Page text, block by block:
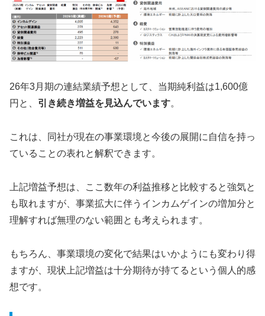
26年3月期の連結業績予想として、当期純利益は1,600億
円と、 引き続き増益を見込んでいます。
これは、同社が現在の事業環境と今後の展開に自信を持っ
ていることの表れと解釈できます。
上記増益予想は、ここ数年の利益推移と比較すると強気と
も取れますが、事業拡大に伴うインカムゲインの増加分と
理解すれば無理のない範囲とも考えられます。
もちろん、事業環境の変化で結果はいかようにも変わり得
ますが、現状上記増益は十分期待が持てるという個人的感
想です。